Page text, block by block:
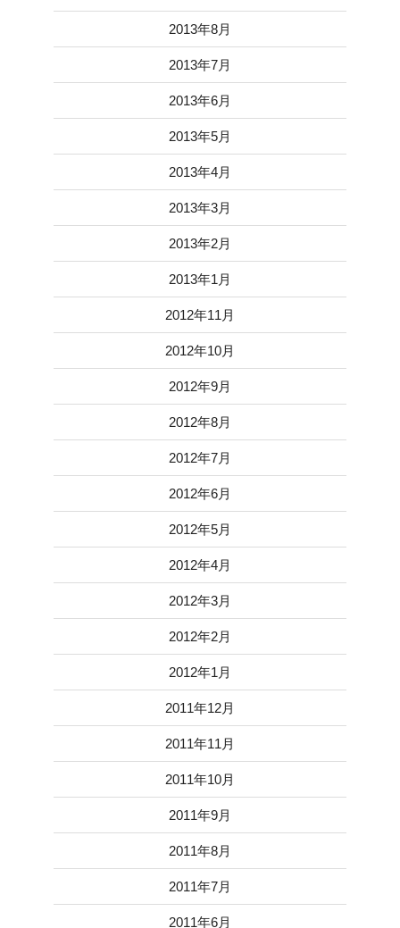
2013年8月
2013年7月
2013年6月
2013年5月
2013年4月
2013年3月
2013年2月
2013年1月
2012年11月
2012年10月
2012年9月
2012年8月
2012年7月
2012年6月
2012年5月
2012年4月
2012年3月
2012年2月
2012年1月
2011年12月
2011年11月
2011年10月
2011年9月
2011年8月
2011年7月
2011年6月